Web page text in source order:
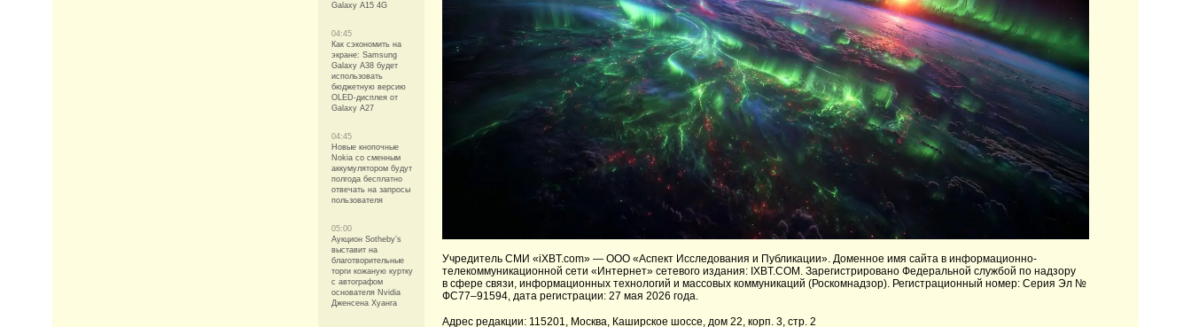
Galaxy A15 4G
04:45
Как сэкономить на
экране: Samsung
Galaxy A38 будет
использовать
бюджетную версию
OLED-дисплея от
Galaxy A27
04:45
Новые кнопочные
Nokia со сменным
аккумулятором будут
полгода бесплатно
отвечать на запросы
пользователя
05:00
Аукцион Sotheby’s
выставит на
благотворительные
торги кожаную куртку
с автографом
основателя Nvidia
Дженсена Хуанга
Учредитель СМИ «iXBT.com» — ООО «Аспект Исследования и Публикации» . Доменное имя сайта в информационно-
телекоммуникационной сети «Интернет» сетевого издания: IXBT.COM. Зарегистрировано Федеральной службой по надзору
в сфере связи, информационных технологий и массовых коммуникаций (Роскомнадзор). Регистрационный номер: Серия Эл №
ФС77–91594, дата регистрации: 27 мая 2026 года.
Адрес редакции: 115201, Москва, Каширское шоссе, дом 22, корп. 3, стр. 2